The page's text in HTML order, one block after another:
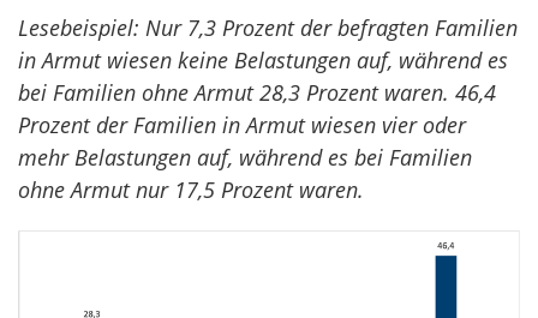
Lesebeispiel: Nur 7,3 Prozent der befragten Familien
in Armut wiesen keine Belastungen auf, während es
bei Familien ohne Armut 28,3 Prozent waren. 46,4
Prozent der Familien in Armut wiesen vier oder
mehr Belastungen auf, während es bei Familien
ohne Armut nur 17,5 Prozent waren.